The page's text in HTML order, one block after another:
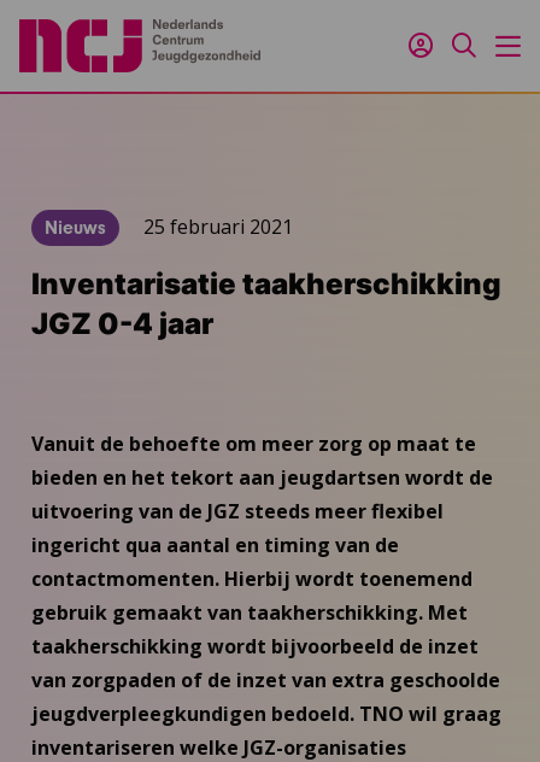
Inloggen
Zoeken
Nieuws 25 februari 2021
Inventarisatie taakherschikking
JGZ 0-4 jaar
Vanuit de behoefte om meer zorg op maat te
bieden en het tekort aan jeugdartsen wordt de
uitvoering van de JGZ steeds meer flexibel
ingericht qua aantal en timing van de
contactmomenten. Hierbij wordt toenemend
gebruik gemaakt van taakherschikking. Met
taakherschikking wordt bijvoorbeeld de inzet
van zorgpaden of de inzet van extra geschoolde
jeugdverpleegkundigen bedoeld. TNO wil graag
inventariseren welke JGZ-organisaties